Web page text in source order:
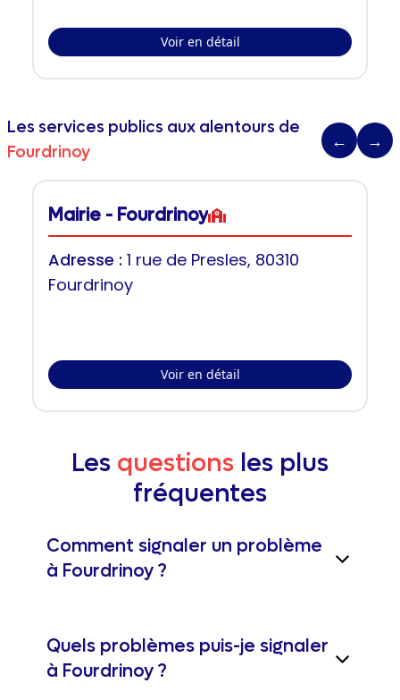
Voir en détail
Les services publics aux alentours de
Fourdrinoy
← →
Mairie - Fourdrinoy
Adresse : 1 rue de Presles, 80310
Fourdrinoy
Voir en détail
Les questions les plus
fréquentes
Comment signaler un problème
à Fourdrinoy ?
Quels problèmes puis-je signaler
à Fourdrinoy ?